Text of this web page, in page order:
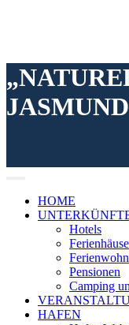
HOME
Hotels
Pensionen
Camping
HAFEN